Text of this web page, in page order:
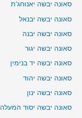
סאונה יבשה יאנוחג'ת
סאונה יבשה יבנאל
סאונה יבשה יבנה
סאונה יבשה יגור
סאונה יבשה יד בנימין
סאונה יבשה יהוד
סאונה יבשה ינון
סאונה יבשה יסוד המעלה